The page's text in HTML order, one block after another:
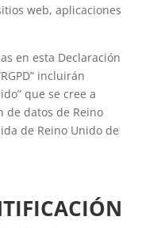
web, aplicaciones
en esta Declaración
incluirán
que se cree a
de datos de Reino
de Reino Unido de